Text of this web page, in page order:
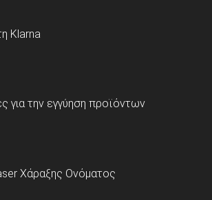
Klarna
για την εγγύηση προϊόντων
Χάραξης Ονόματος